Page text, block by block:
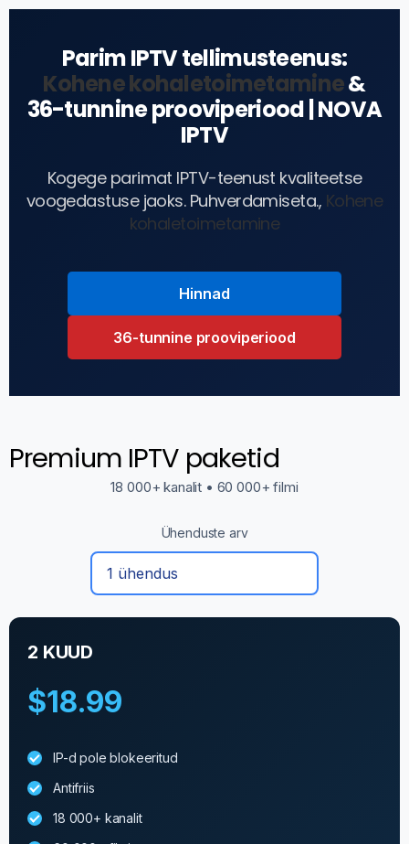
Parim IPTV tellimusteenus:
Kohene kohaletoimetamine&
36-tunnine prooviperiood | NOVA
IPTV
Kogege parimat IPTV-teenust kvaliteetse
voogedastuse jaoks. Puhverdamiseta., Kohene
kohaletoimetamine
Hinnad
36-tunnine prooviperiood
Premium IPTV paketid
18 000+ kanalit • 60 000+ filmi
Ühenduste arv
2 KUUD
$18.99
IP-d pole blokeeritud
Antifriis
18 000+ kanalit